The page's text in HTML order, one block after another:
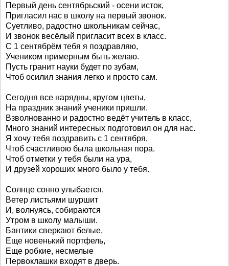
Первый день сентябрьский - осени исток,
Пригласил нас в школу на первый звонок.
Суетливо, радостно школьникам сейчас,
И звонок весёлый пригласит всех в класс.
С 1 сентябрём тебя я поздравляю,
Учеником примерным быть желаю.
Пусть гранит науки будет по зубам,
Чтоб осилил знания легко и просто сам.
Сегодня все нарядны, кругом цветы,
На праздник знаний ученики пришли.
Взволнованно и радостно ведёт учитель в класс,
Много знаний интересных подготовил он для нас.
Я хочу тебя поздравить с 1 сентября,
Чтоб счастливою была школьная пора.
Чтоб отметки у тебя были на ура,
И друзей хороших много было у тебя.
Солнце сонно улыбается,
Ветер листьями шуршит
И, волнуясь, собираются
Утром в школу малыши.
Бантики сверкают белые,
Еще новенький портфель,
Еще робкие, несмелые
Первоклашки входят в дверь.